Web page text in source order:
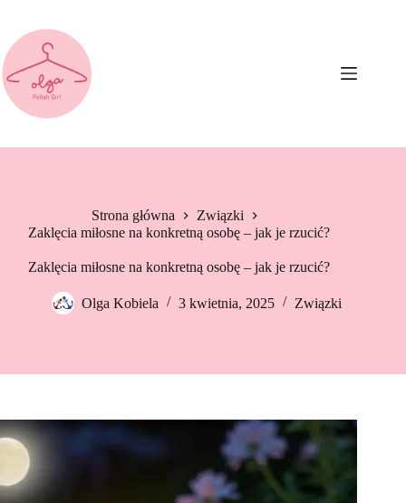
treści
Strona główna
Związki
Zaklęcia miłosne na konkretną osobę – jak je rzucić?
Zaklęcia miłosne na konkretną osobę – jak je rzucić?
Olga Kobiela 3 kwietnia, 2025 Związki